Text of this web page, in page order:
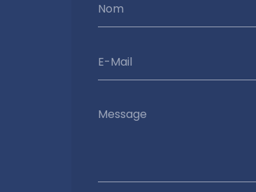
Nom
E-Mail
Message